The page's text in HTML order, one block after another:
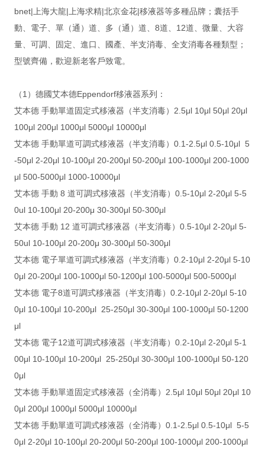
bnet|上海大龍|上海求精|北京金花|移液器等多種品牌；囊括手
動、電子、單（通）道、多（通）道、8道、12道、微量、大容
量、可調、固定、進口、國產、半支消毒、全支消毒各種類型；
型號齊備，歡迎新老客戶致電。
（1）德國艾本德Eppendorf移液器系列：
艾本德 手動單道固定式移液器（半支消毒）2.5μl 10μl 50μl 20μl
100μl 200μl 1000μl 5000μl 10000μl
艾本德 手動單道可調式移液器（半支消毒）0.1-2.5μl 0.5-10μl 5
-50μl 2-20μl 10-100μl 20-200μl 50-200μl 100-1000μl 200-1000
μl 500-5000μl 1000-10000μl
艾本德 手動 8 道可調式移液器（半支消毒）0.5-10μl 2-20μl 5-5
0ul 10-100μl 20-200μ 30-300μl 50-300μl
艾本德 手動 12 道可調式移液器（半支消毒）0.5-10μl 2-20μl 5-
50ul 10-100μl 20-200μ 30-300μl 50-300μl
艾本德 電子單道可調式移液器（半支消毒）0.2-10μl 2-20μl 5-10
0μl 20-200μl 100-1000μl 50-1200μl 100-5000μl 500-5000μl
艾本德 電子8道可調式移液器（半支消毒）0.2-10μl 2-20μl 5-10
0μl 10-100μl 10-200μl 25-250μl 30-300μl 100-1000μl 50-1200
μl
艾本德 電子12道可調式移液器（半支消毒）0.2-10μl 2-20μl 5-1
00μl 10-100μl 10-200μl 25-250μl 30-300μl 100-1000μl 50-120
0μl
艾本德 手動單道固定式移液器（全消毒）2.5μl 10μl 50μl 20μl 10
0μl 200μl 1000μl 5000μl 10000μl
艾本德 手動單道可調式移液器（全消毒）0.1-2.5μl 0.5-10μl 5-5
0μl 2-20μl 10-100μl 20-200μl 50-200μl 100-1000μl 200-1000μl